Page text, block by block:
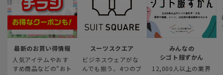
最新のお買い得情報
人気アイテムやおす
すめ商品などの“おト
スーツスクエア
ビジネスウェアがな
んでも揃う、4つのブ
みんなの
シゴト服ずかん
12,000人以上の業界